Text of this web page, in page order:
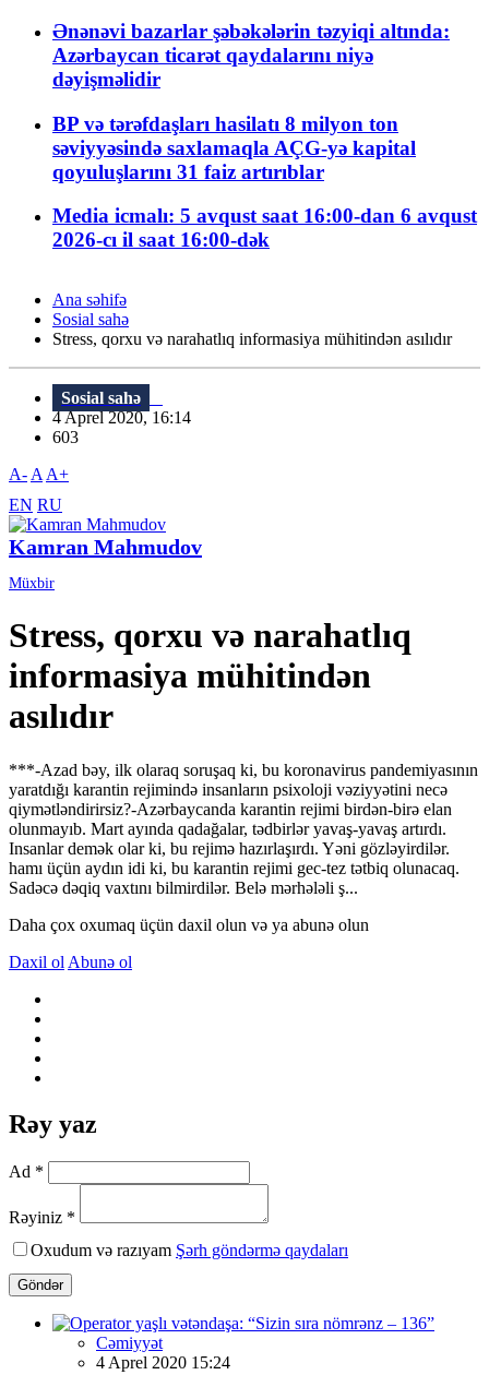
Ənənəvi bazarlar şəbəkələrin təzyiqi altında:
Azərbaycan ticarət qaydalarını niyə
dəyişməlidir
BP və tərəfdaşları hasilatı 8 milyon ton
səviyyəsində saxlamaqla AÇG-yə kapital
qoyuluşlarını 31 faiz artırıblar
Media icmalı: 5 avqust saat 16:00-dan 6 avqust
2026-cı il saat 16:00-dək
Ana səhifə
Sosial sahə
Stress, qorxu və narahatlıq informasiya mühitindən asılıdır
Sosial sahə
4 Aprel 2020, 16:14
603
A- A A+
EN RU
Kamran Mahmudov
Müxbir
Stress, qorxu və narahatlıq
informasiya mühitindən
asılıdır
***-Azad bəy, ilk olaraq soruşaq ki, bu koronavirus pandemiyasının
yaratdığı karantin rejimində insanların psixoloji vəziyyətini necə
qiymətləndirirsiz?-Azərbaycanda karantin rejimi birdən-birə elan
olunmayıb. Mart ayında qadağalar, tədbirlər yavaş-yavaş artırdı.
Insanlar demək olar ki, bu rejimə hazırlaşırdı. Yəni gözləyirdilər.
hamı üçün aydın idi ki, bu karantin rejimi gec-tez tətbiq olunacaq.
Sadəcə dəqiq vaxtını bilmirdilər. Belə mərhələli ş...
Daha çox oxumaq üçün daxil olun və ya abunə olun
Daxil ol Abunə ol
Rəy yaz
Ad *
Rəyiniz *
Oxudum və razıyam Şərh göndərmə qaydaları
Göndər
Cəmiyyət
4 Aprel 2020 15:24